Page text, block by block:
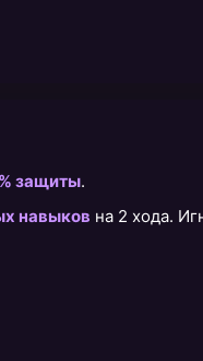
защиты.
навыков на 2 хода.